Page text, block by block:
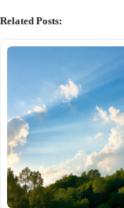
Related Posts: